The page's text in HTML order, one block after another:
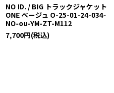
NO ID. / BIG トラックジャケット
ONE ベージュ O-25-01-24-034-
NO-ou-YM-ZT-M112
7,700円(税込)